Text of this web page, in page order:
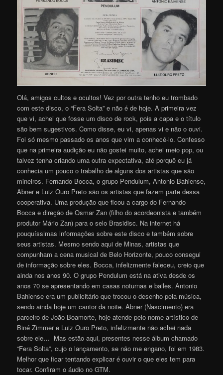
Olá, amigos cultos e ocultos! Vez por outra tenho eu trombado
com este disco, o “Fera Solta” e não é de hoje. A primeira vez
que vi, achei que fosse um disco de rock, pois a capa e o título
são bem sugestivos. Como disse, eu vi, apenas vi e não o ouvi.
Foi só mesmo passado os anos que vim a conhecê-lo. Confesso
que na primeira audição eu não gostei muito, achei meio pop, ou
talvez tenha criando uma outra expectativa, até porquê eu já
conhecia um pouco o trabalho de alguns dos artistas que são
mineiros. Fernando Bocca, o grupo Pendulum, Antonio Bahiense,
Abner e Luiz Ouro Preto são os artistas que fazem parte dessa
cooperativa. Uma produção que ficou a cargo do Fernando
Bocca e direção de Osmar Zan (filho do acordeonista e também
produtor Mário Zan) para o selo Brasidisc. Na internet há
pouquíssimas informações sobre este disco e também sobre
seus artistas. Mesmo sendo aqui de Minas, artistas que
compunham a cena musical de Belo Horizonte, pouco consegui
de informação sobre eles. Bocca, infelizmente faleceu, creio que
ainda nos anos 90. O grupo Pendulum está na ativa desde os
anos 70 se apresentando em casas noturnas e bailes. Antonio
Bahiense era um publicitário que trocou o desenho pela música,
sendo ainda hoje um cantor da noite. Abner (Nascimento) era
parceiro de João Boamorte, hoje atende pelo nome artístico de
Biné Zimmer e Luiz Ouro Preto, infelizmente não achei nada
sobre ele… Mas estão aqui, presentes nesse álbum chamado
“Fera Solta”, cujo o lançamento, se não me engano, foi em 1983.
Melhor que ficar tentando explicar é ouvir o que eles tem para
tocar. Confiram o áudio no GTM.